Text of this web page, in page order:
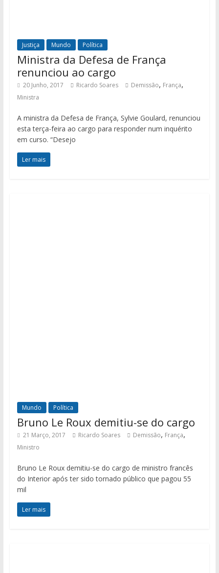
Justiça Mundo Política
Ministra da Defesa de França
renunciou ao cargo
20 Junho, 2017 Ricardo Soares Demissão, França,
Ministra
A ministra da Defesa de França, Sylvie Goulard, renunciou
esta terça-feira ao cargo para responder num inquérito
em curso. “Desejo
Ler mais
Mundo Política
Bruno Le Roux demitiu-se do cargo
21 Março, 2017 Ricardo Soares Demissão, França,
Ministro
Bruno Le Roux demitiu-se do cargo de ministro francês
do Interior após ter sido tornado público que pagou 55
mil
Ler mais